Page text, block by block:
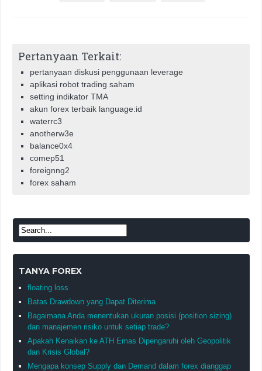
Pertanyaan Terkait:
pertanyaan diskusi penggunaan leverage
aplikasi robot trading saham
setting indikator TMA
akun forex terbaik language:id
waterrc3
anotherw3e
balance0x4
comep51
foreignng2
forex saham
TANYA FOREX
floating loss
Batas Drawdown yang Dapat Diterima
Bagaimana Anda menentukan ukuran posisi (position sizing)
dan manajemen risiko untuk setiap trade?
Apakah Kenaikan ke ATH Emas Dipengaruhi oleh Geopolitik
dan Krisis Global?
Mengapa konsep Supply dan Demand dalam forex dianggap